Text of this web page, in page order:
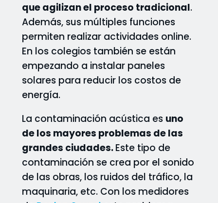
que agilizan el proceso tradicional.
Además, sus múltiples funciones
permiten realizar actividades online.
En los colegios también se están
empezando a instalar paneles
solares para reducir los costos de
energía.
La contaminación acústica es uno
de los mayores problemas de las
grandes ciudades.Este tipo de
contaminación se crea por el sonido
de las obras, los ruidos del tráfico, la
maquinaria, etc. Con los medidores